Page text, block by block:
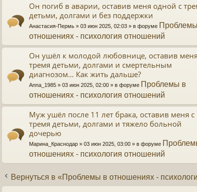
Он погиб в аварии, оставив меня одной с
детьми, долгами и без поддержки
Анастасия-Пермь » 03 июн 2025, 02:03 » в форуме
отношениях - психология отношений
Он ушёл к молодой любовнице, оставив
тремя детьми, долгами и смертельным
диагнозом… Как жить дальше?
Anna_1985 » 03 июн 2025, 02:00 » в форуме Проблемы в
отношениях - психология отношений
Муж ушёл после 11 лет брака, оставив меня с
тремя детьми, долгами и тяжело больной
дочерью
Марина_Краснодар » 03 июн 2025, 03:00 » в форуме
отношениях - психология отношений
Вернуться в «Проблемы в отношениях -